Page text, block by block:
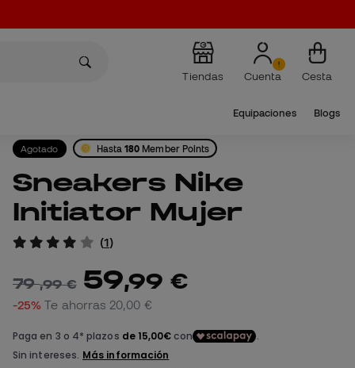
Tiendas Cuenta Cesta
Equipaciones Blogs
Agotado Hasta180 Member Points
Sneakers Nike
Initiator Mujer
(1)
79,99 € 59,99 €
-25% Te ahorras 20,00 €